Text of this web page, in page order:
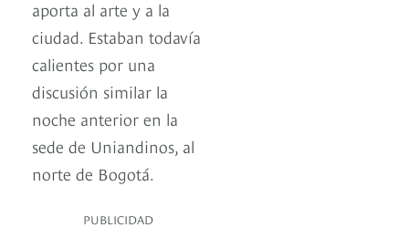
aporta al arte y a la
ciudad. Estaban todavía
calientes por una
discusión similar la
noche anterior en la
sede de Uniandinos, al
norte de Bogotá.
PUBLICIDAD